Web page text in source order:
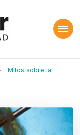
Mitos sobre la